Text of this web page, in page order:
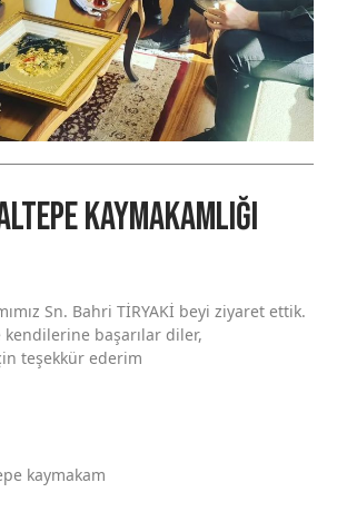
Kaymakamlığı
Sn. Bahri TİRYAKİ beyi ziyaret ettik.
başarılar diler,
teşekkür ederim
kaymakam